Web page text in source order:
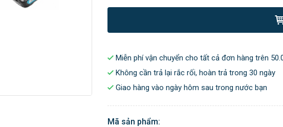
Miễn phí vận chuyển cho tất cả đơn hàng trên
Không cần trả lại rắc rối, hoàn trả trong 30 ngày
Giao hàng vào ngày hôm sau trong nước bạn
Mã sản phẩm: